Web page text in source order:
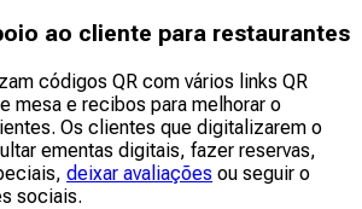
ao cliente para restaurantes
códigos QR com vários links QR
mesa e recibos para melhorar o
Os clientes que digitalizarem o
ementas digitais, fazer reservas,
deixar avaliações ou seguir o
sociais.